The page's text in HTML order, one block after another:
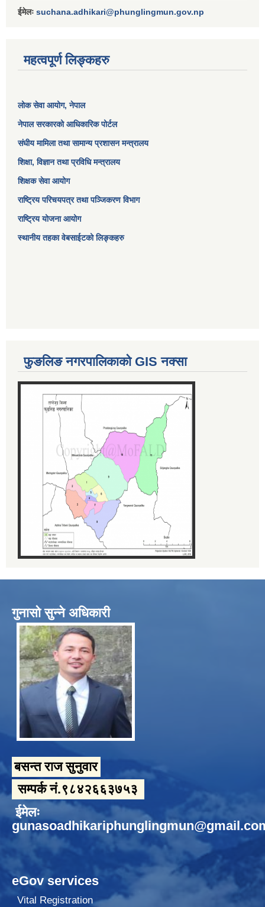
ईमेलः suchana.adhikari@phunglingmun.gov.np
महत्वपूर्ण लिङ्कहरु
लोक सेवा आयोग, नेपाल
नेपाल सरकारको आधिकारिक पोर्टल
संघीय मामिला तथा सामान्य प्रशासन मन्त्रालय
शिक्षा, विज्ञान तथा प्रविधि मन्त्रालय
शिक्षक सेवा आयोग
राष्ट्रिय परिचयपत्र तथा पञ्जिकरण विभाग
राष्ट्रिय योजना आयोग
स्थानीय तहका वेबसाईटको लिङ्कहरु
फुङलिङ नगरपालिकाको GIS नक्सा
गुनासो सुन्ने अधिकारी
बसन्त राज सुनुवार
सम्पर्क नं.९८४२६६३७५३
ईमेलः
eGov services
Vital Registration